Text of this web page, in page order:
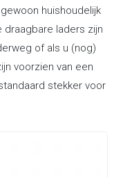
huishoudelijk
draagbare laders zijn
of als u (nog)
voorzien van een
stekker voor